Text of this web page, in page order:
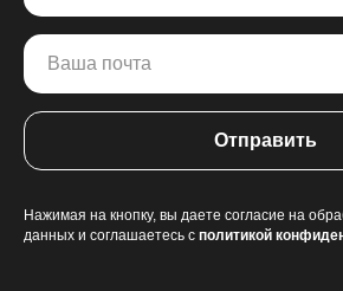
Отправить
Нажимая на кнопку, вы даете согласие на
данных и соглашаетесь c политикой